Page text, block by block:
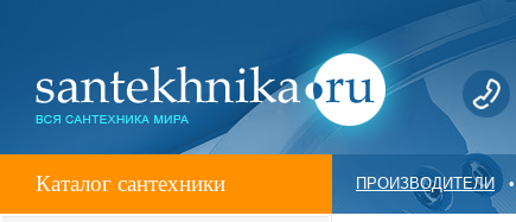
Каталог сантехники ПРОИЗВОДИТЕЛИ •